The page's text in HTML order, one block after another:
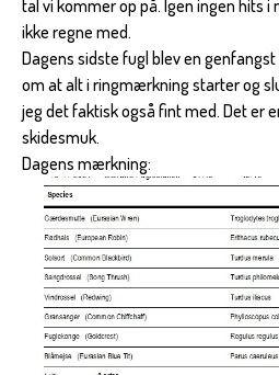
tal vi kommer op på. Igen ingen hits
ikke regne med.
Dagens sidste fugl blev en
om at alt i ringmærkning starter og
jeg det faktisk også fint med. Det er
skidesmuk.
Dagens mærkning: